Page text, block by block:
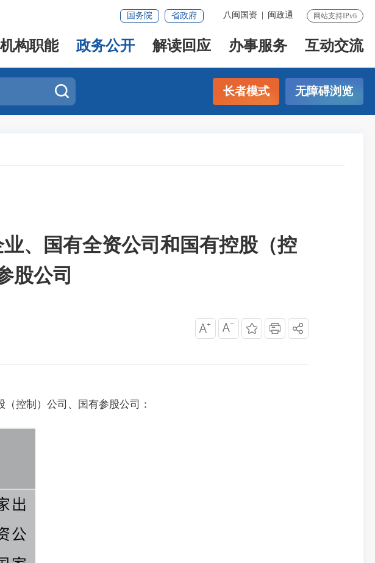
网站支持IPv6
八闽国资 闽政通
国务院 省政府
机构职能 政务公开 解读回应 办事服务 互动交流
长者模式 无障碍浏览
、国有全资公司和国有控股（控
股公司
控制）公司、国有参股公司：